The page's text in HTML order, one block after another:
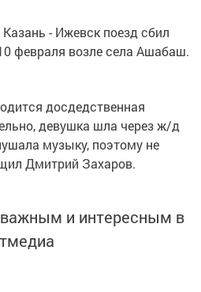
- Ижевск поезд сбил
февраля возле села Ашабаш.
досдедственная
девушка шла через ж/д
музыку, поэтому не
Дмитрий Захаров.
и интересным в